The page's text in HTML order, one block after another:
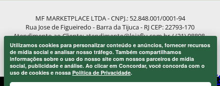
×
Onde eu sou de casa.
Laranjeiras 1902.
Utilizamos cookies para personalizar conteúdo e anúncios, fornecer recursos
de mídia social e analisar nosso tráfego. Também compartilhamos
informações sobre o uso do nosso site com nossos parceiros de mídia
social, publicidade e análise. Ao clicar em Concordar, você concorda com o
uso de cookies e nossa Política de Privacidade.
MF MARKETPLACE LTDA - CNPJ.: 52.848.001/0001-94
Rua Jose de Figueiredo - Barra da Tijuca - RJ CEP: 22793-170
Atendimento ao Cliente: atendimento@lojaflu.com.br / (21) 98808-
9954
Atendimento de 8:00h as 12:00h e 14:00h as 17:00h de segunda a
sexta.